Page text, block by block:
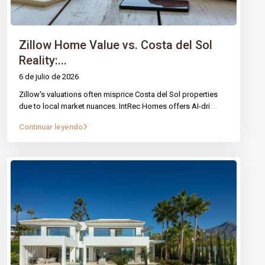
Zillow Home Value vs. Costa del Sol
Reality:...
6 de julio de 2026
Zillow's valuations often misprice Costa del Sol properties
due to local market nuances. IntRec Homes offers AI-dri
Continuar leyendo
Contacto
Aviso Legal
CONTACTO
Mirador Del Mar Local 35 Bahia de Casares Estepona
Malaga
info@intrechomes.com